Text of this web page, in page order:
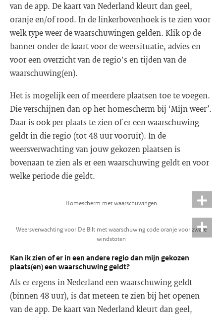
van de app. De kaart van Nederland kleurt dan geel,
oranje en/of rood. In de linkerbovenhoek is te zien voor
welk type weer de waarschuwingen gelden. Klik op de
banner onder de kaart voor de weersituatie, advies en
voor een overzicht van de regio's en tijden van de
waarschuwing(en).
Het is mogelijk een of meerdere plaatsen toe te voegen.
Die verschijnen dan op het homescherm bij ‘Mijn weer’.
Daar is ook per plaats te zien of er een waarschuwing
geldt in die regio (tot 48 uur vooruit). In de
weersverwachting van jouw gekozen plaatsen is
bovenaan te zien als er een waarschuwing geldt en voor
welke periode die geldt.
Homescherm met waarschuwingen
Weersverwachting voor De Bilt met waarschuwing code oranje voor zware
windstoten
Kan ik zien of er in een andere regio dan mijn gekozen
plaats(en) een waarschuwing geldt?
Als er ergens in Nederland een waarschuwing geldt
(binnen 48 uur), is dat meteen te zien bij het openen
van de app. De kaart van Nederland kleurt dan geel,